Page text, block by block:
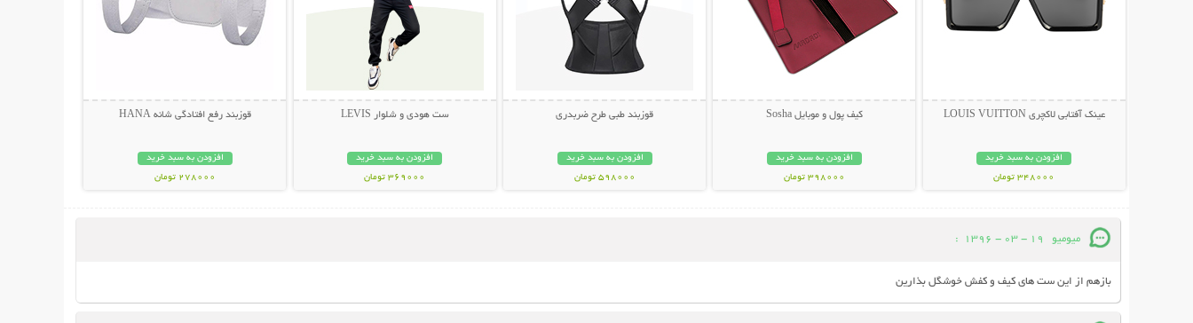
عینک آفتابی لاکچری LOUIS VUITTON
افزودن به سبد خرید
348000 تومان
کیف پول و موبایل Sosha
افزودن به سبد خرید
398000 تومان
قوزبند طبی طرح ضربدری
افزودن به سبد خرید
598000 تومان
ست هودی و شلوار LEVIS
افزودن به سبد خرید
369000 تومان
قوزبند رفع افتادگی شانه HANA
افزودن به سبد خرید
278000 تومان
میومیو 19 - 03 - 1396
:
بازهم از این ست های کیف و کفش خوشگل بذارین